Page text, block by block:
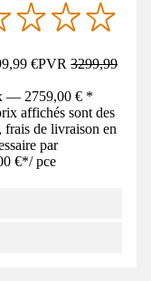
€PVR3299,99
— 2759,00 € *
affichés sont des
de livraison en
par
€*/ pce